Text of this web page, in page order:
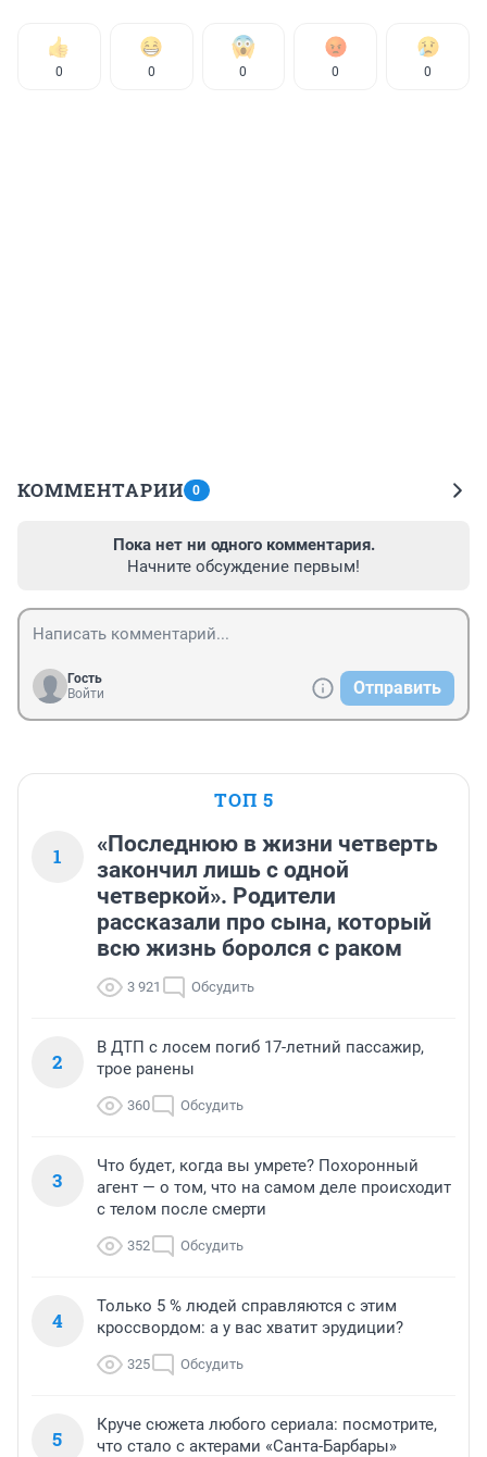
0 0 0 0 0
КОММЕНТАРИИ 0
Пока нет ни одного комментария.
Начните обсуждение первым!
Гость
Войти
Отправить
ТОП 5
1
«Последнюю в жизни четверть
закончил лишь с одной
четверкой». Родители
рассказали про сына, который
всю жизнь боролся с раком
3 921 Обсудить
2
В ДТП с лосем погиб 17-летний пассажир,
трое ранены
360 Обсудить
3
Что будет, когда вы умрете? Похоронный
агент — о том, что на самом деле происходит
с телом после смерти
352 Обсудить
4
Только 5 % людей справляются с этим
кроссвордом: а у вас хватит эрудиции?
325 Обсудить
5
Круче сюжета любого сериала: посмотрите,
что стало с актерами «Санта-Барбары»